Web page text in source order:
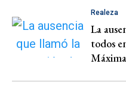
Realeza
La
todos
Máxima